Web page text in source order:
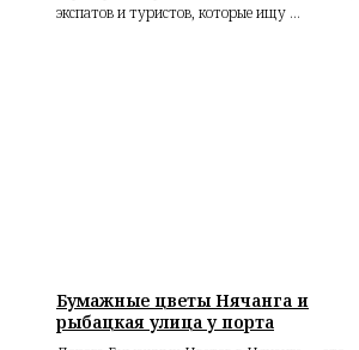
экспатов и туристов, которые ищу ...
Бумажные цветы Нячанга и
рыбацкая улица у порта